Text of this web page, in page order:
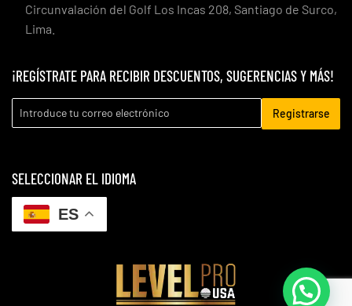
Circunvalación del Golf Los Incas 208, Santiago de Surco,
Lima.
¡REGÍSTRATE PARA RECIBIR DESCUENTOS, SUGERENCIAS Y MÁS!
Registrarse
SELECCIONAR EL IDIOMA
ES